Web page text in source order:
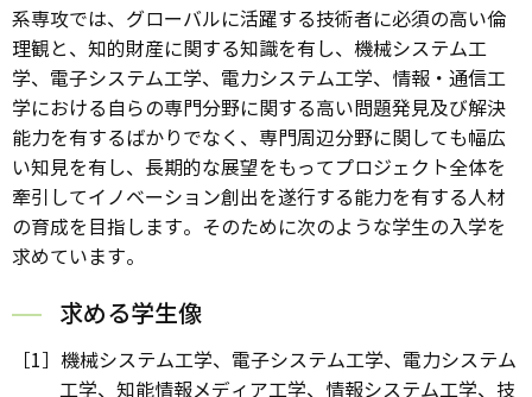
系専攻では、グローバルに活躍する技術者に必須の高い倫
理観と、知的財産に関する知識を有し、機械システム工
学、電子システム工学、電力システム工学、情報・通信工
学における自らの専門分野に関する高い問題発見及び解決
能力を有するばかりでなく、専門周辺分野に関しても幅広
い知見を有し、長期的な展望をもってプロジェクト全体を
牽引してイノベーション創出を遂行する能力を有する人材
の育成を目指します。そのために次のような学生の入学を
求めています。
求める学生像
［1］機械システム工学、電子システム工学、電力システム
工学、知能情報メディア工学、情報システム工学、技